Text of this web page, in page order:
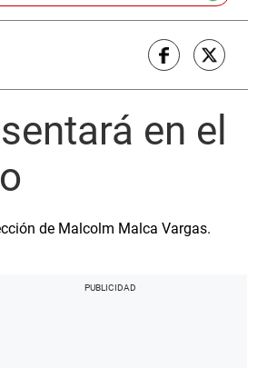
en el
de Malcolm Malca Vargas.